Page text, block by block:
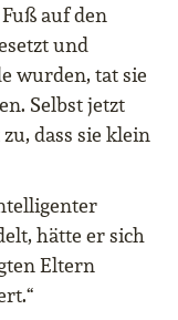
auf den
und
wurden, tat sie
Selbst jetzt
dass sie klein
hätte er sich
Eltern